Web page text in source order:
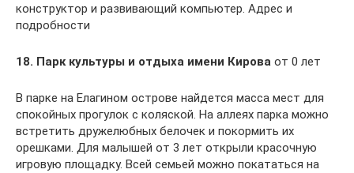
конструктор и развивающий компьютер. Адрес и
подробности
18. Парк культуры и отдыха имени Кирова от 0 лет
В парке на Елагином острове найдется масса мест для
спокойных прогулок с коляской. На аллеях парка можно
встретить дружелюбных белочек и покормить их
орешками. Для малышей от 3 лет открыли красочную
игровую площадку. Всей семьей можно покататься на